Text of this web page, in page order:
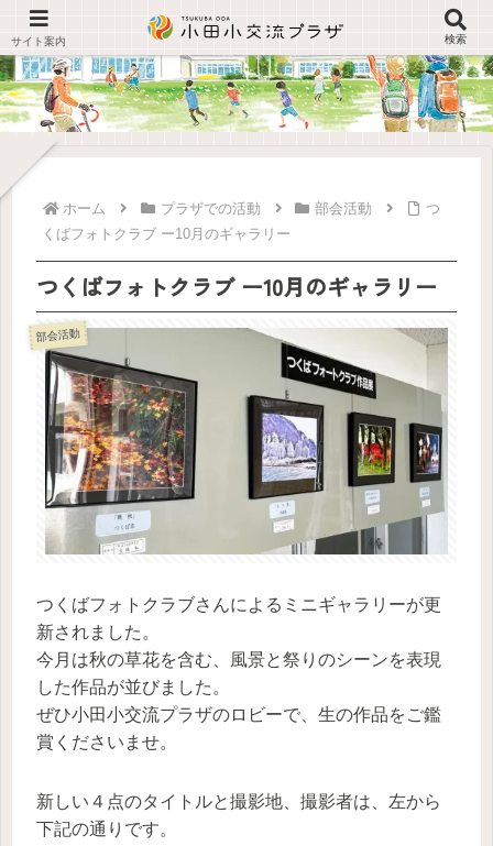
ホーム プラザでの活動 部会活動
つ
くばフォトクラブ ー10月のギャラリー
つくばフォトクラブ ー10月のギャラリー
部会活動
つくばフォトクラブさんによるミニギャラリーが更
新されました。
今月は秋の草花を含む、風景と祭りのシーンを表現
した作品が並びました。
ぜひ小田小交流プラザのロビーで、生の作品をご鑑
賞くださいませ。
新しい４点のタイトルと撮影地、撮影者は、左から
下記の通りです。
検索